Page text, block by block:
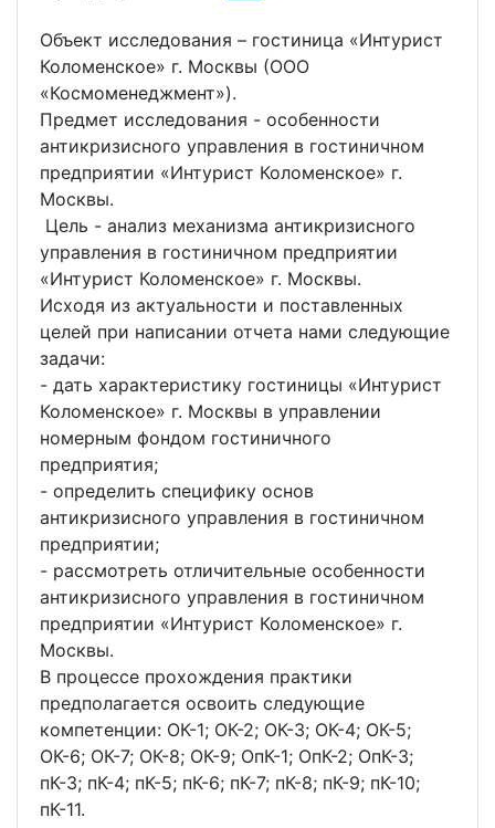
Объект исследования – гостиница «Интурист
Коломенское» г. Москвы (ООО
«Космоменеджмент»).
Предмет исследования - особенности
антикризисного управления в гостиничном
предприятии «Интурист Коломенское» г.
Москвы.
Цель - анализ механизма антикризисного
управления в гостиничном предприятии
«Интурист Коломенское» г. Москвы.
Исходя из актуальности и поставленных
целей при написании отчета нами следующие
задачи:
- дать характеристику гостиницы «Интурист
Коломенское» г. Москвы в управлении
номерным фондом гостиничного
предприятия;
- определить специфику основ
антикризисного управления в гостиничном
предприятии;
- рассмотреть отличительные особенности
антикризисного управления в гостиничном
предприятии «Интурист Коломенское» г.
Москвы.
В процессе прохождения практики
предполагается освоить следующие
компетенции: ОК-1; ОК-2; ОК-3; ОК-4; ОК-5;
ОК-6; ОК-7; ОК-8; ОК-9; ОпК-1; ОпК-2; ОпК-3;
пК-3; пК-4; пК-5; пК-6; пК-7; пК-8; пК-9; пК-10;
пК-11.